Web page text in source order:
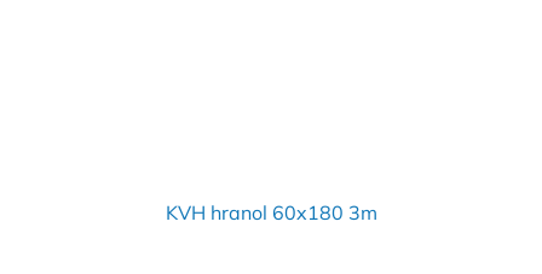
KVH hranol 60x180 3m